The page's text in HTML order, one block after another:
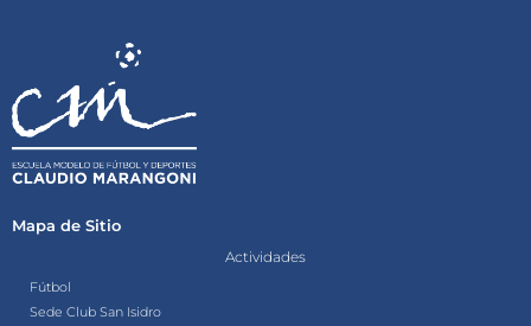
Mapa de Sitio
Actividades
Fútbol
Sede Club San Isidro